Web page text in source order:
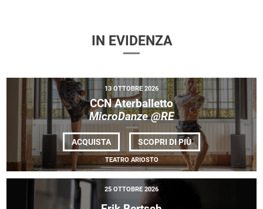
IN EVIDENZA
13 OTTOBRE 2026
CCN Aterballetto
MicroDanze @RE
ACQUISTA SCOPRI DI PIÙDI
CCN
<EM>MICRODANZE
@RE</EM>
TEATRO ARIOSTO
25 OTTOBRE 2026